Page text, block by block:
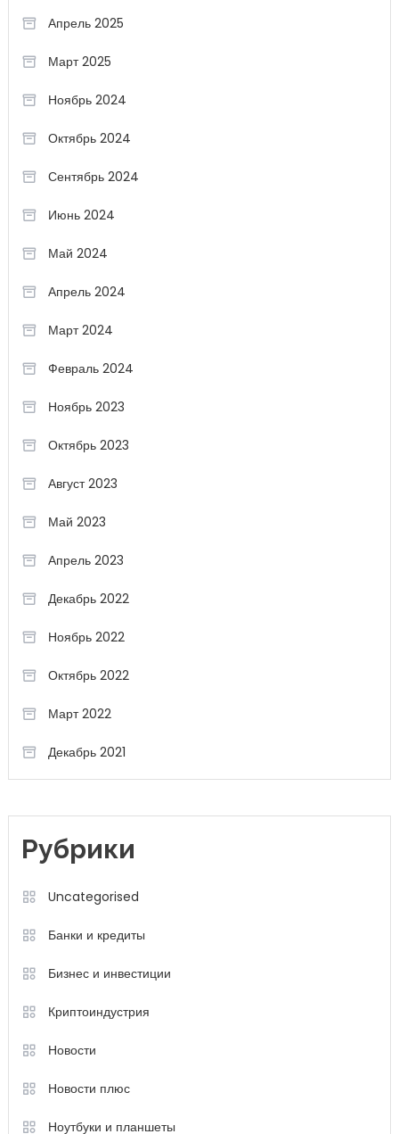
Апрель 2025
Март 2025
Ноябрь 2024
Октябрь 2024
Сентябрь 2024
Июнь 2024
Май 2024
Апрель 2024
Март 2024
Февраль 2024
Ноябрь 2023
Октябрь 2023
Август 2023
Май 2023
Апрель 2023
Декабрь 2022
Ноябрь 2022
Октябрь 2022
Март 2022
Декабрь 2021
Рубрики
Uncategorised
Банки и кредиты
Бизнес и инвестиции
Криптоиндустрия
Новости
Новости плюс
Ноутбуки и планшеты